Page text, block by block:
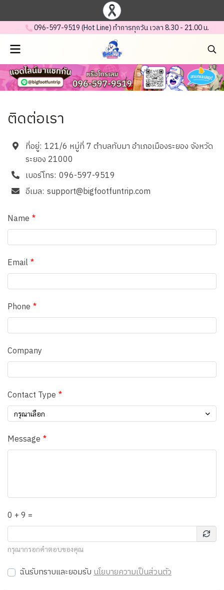
....... .096-597-95 19 (Hot Line) ทำการทุกวัน เวลา 8.30 - 21.00 น.
ติดต่อเรา
ที่อยู่: 121/6 หมู่ที่ 7 ตำบลทับมา อำเภอเมืองระยอง จังหวัด
ระยอง 21000
เบอร์โทร: 096-597-9519
อีเมล: support@bigfootfuntrip.com
Name
Email
Phone
Company
Contact Type
กรุณาเลือก
Message
0 + 9 =
กรุณากรอกคำตอบของคุณ
ฉันรับทราบและยอมรับนโยบายความเป็นส่วนตัว